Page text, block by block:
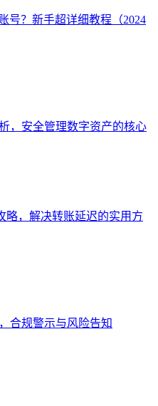
号？新手超详细教程（2024
，安全管理数字资产的核心
略，解决转账延迟的实用方
合规警示与风险告知